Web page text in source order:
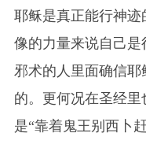
耶稣是真正能行神
像的力量来说自己是
邪术的人里面确信
的。更何况在圣经
是“靠着鬼王别西卜赶